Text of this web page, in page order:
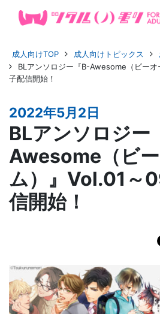
成人向けTOP 成人向けトピックス
BLアンソロジー『B-Awesome（ビー
子配信開始！
2022年5月2日
BLアンソロジー
Awesome（ビ
ム）』Vol.01
信開始！